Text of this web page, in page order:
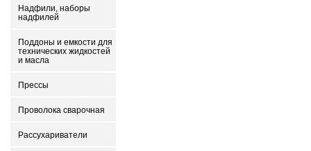
Надфили, наборы
надфилей
Поддоны и емкости для
технических жидкостей
и масла
Прессы
Проволока сварочная
Рассухариватели